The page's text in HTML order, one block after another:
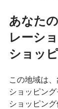
あなた
レーシ
ショッ
この地域は
ショッピン
ショッピング